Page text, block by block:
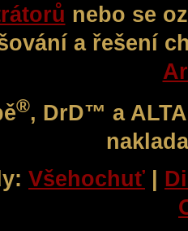
nebo se
a řešení
®, DrD™ a
Všehochuť |